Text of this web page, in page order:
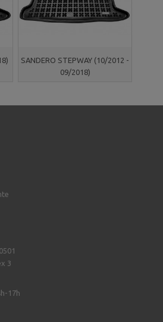
SANDERO STEPWAY (10/2012 -
09/2018)
3
17h